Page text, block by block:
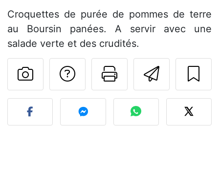
Croquettes de purée de pommes de terre
au Boursin panées. A servir avec une
salade verte et des crudités.
Imprimer
Poser une
Publier votre photo de